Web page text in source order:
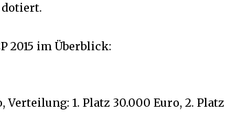
2015 im Überblick:
1. Platz 30.000 Euro, 2. Platz